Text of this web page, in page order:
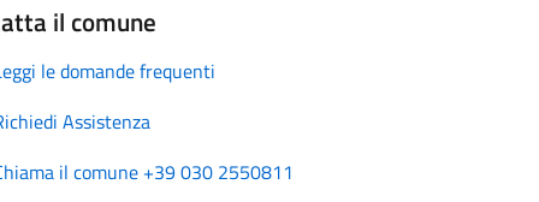
il comune
le domande frequenti
Assistenza
il comune +39 030 2550811